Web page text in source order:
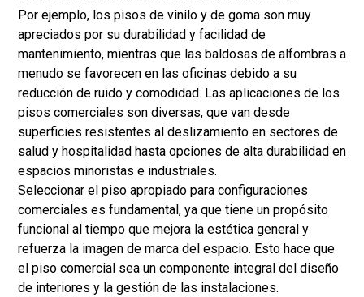
Por ejemplo, los pisos de vinilo y de goma son muy
apreciados por su durabilidad y facilidad de
mantenimiento, mientras que las baldosas de alfombras a
menudo se favorecen en las oficinas debido a su
reducción de ruido y comodidad. Las aplicaciones de los
pisos comerciales son diversas, que van desde
superficies resistentes al deslizamiento en sectores de
salud y hospitalidad hasta opciones de alta durabilidad en
espacios minoristas e industriales.
Seleccionar el piso apropiado para configuraciones
comerciales es fundamental, ya que tiene un propósito
funcional al tiempo que mejora la estética general y
refuerza la imagen de marca del espacio. Esto hace que
el piso comercial sea un componente integral del diseño
de interiores y la gestión de las instalaciones.